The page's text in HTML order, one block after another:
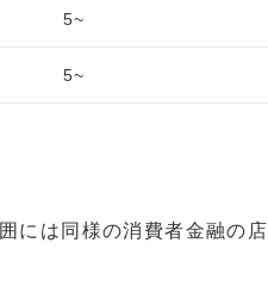
5~
5~
には同様の消費者金融の店